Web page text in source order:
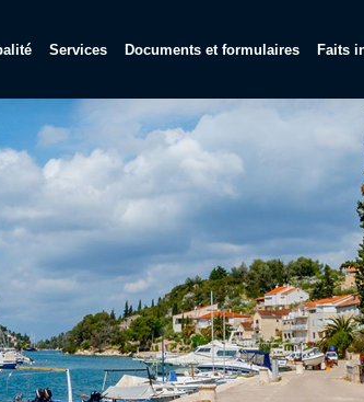
Services Documents et formulaires Faits